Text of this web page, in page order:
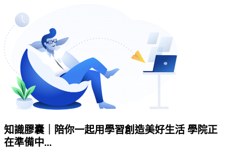
知識膠囊｜陪你一起用學習創造美好生活 學院正
在準備中...